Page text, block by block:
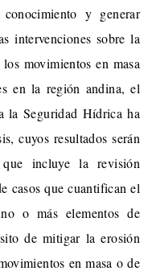
y generar
intervenciones sobre la
movimientos en masa
en la región andina, el
la Seguridad Hídrica ha
cuyos resultados serán
incluye la revisión
casos que cuantifican el
o más elementos de
de mitigar la erosión
en masa o de